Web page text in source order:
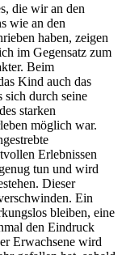
die wir an den
wie an den
haben, zeigen
im Gegensatz zum
Beim
Kind auch das
durch seine
starken
möglich war.
Erlebnissen
tun und wird
Dieser
Ein
bleiben, eine
den Eindruck
Erwachsene wird